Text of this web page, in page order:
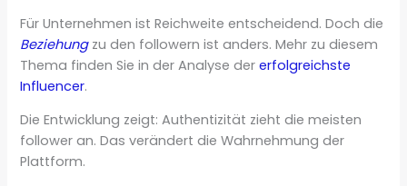
Für Unternehmen ist Reichweite entscheidend. Doch die
Beziehungzu den followern ist anders. Mehr zu diesem
Thema finden Sie in der Analyse dererfolgreichste
Influencer.
Die Entwicklung zeigt: Authentizität zieht die meisten
follower an. Das verändert die Wahrnehmung der
Plattform.